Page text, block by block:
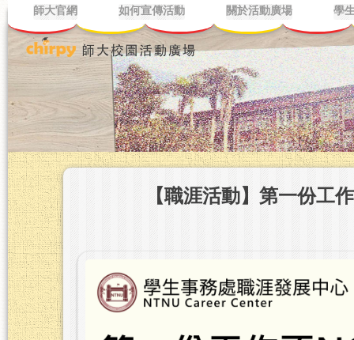
師大官網 如何宣傳活動 關於活動廣場 學
【職涯活動】第一份工